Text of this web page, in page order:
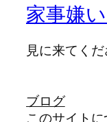
家事嫌
見に来てく
ブログ
このサイト